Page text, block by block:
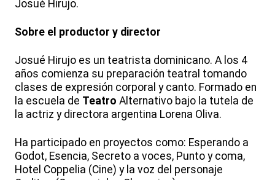
Josué Hirujo.
Sobre el productor y director
Josué Hirujo es un teatrista dominicano. A los 4
años comienza su preparación teatral tomando
clases de expresión corporal y canto. Formado en
la escuela de Teatro Alternativo bajo la tutela de
la actriz y directora argentina Lorena Oliva.
Ha participado en proyectos como: Esperando a
Godot, Esencia, Secreto a voces, Punto y coma,
Hotel Coppelia (Cine) y la voz del personaje